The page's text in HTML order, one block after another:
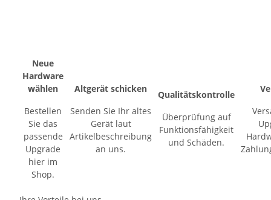
Neue
Hardware
wählen
Bestellen
Sie das
passende
Upgrade
hier im
Shop.
Altgerät schicken
Senden Sie Ihr altes
Gerät laut
Artikelbeschreibung
an uns.
Qualitätskontrolle
Überprüfung auf
Funktionsfähigkeit
und Schäden.